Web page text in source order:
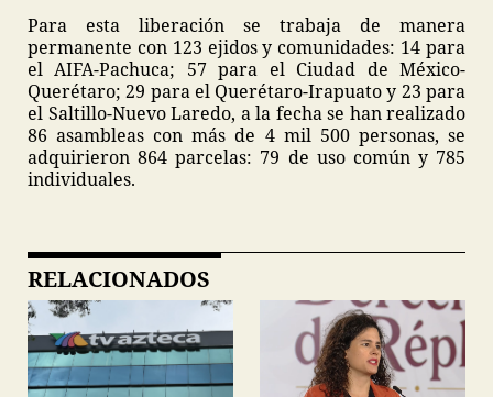
Para esta liberación se trabaja de manera
permanente con 123 ejidos y comunidades: 14 para
el AIFA-Pachuca; 57 para el Ciudad de México-
Querétaro; 29 para el Querétaro-Irapuato y 23 para
el Saltillo-Nuevo Laredo, a la fecha se han realizado
86 asambleas con más de 4 mil 500 personas, se
adquirieron 864 parcelas: 79 de uso común y 785
individuales.
RELACIONADOS